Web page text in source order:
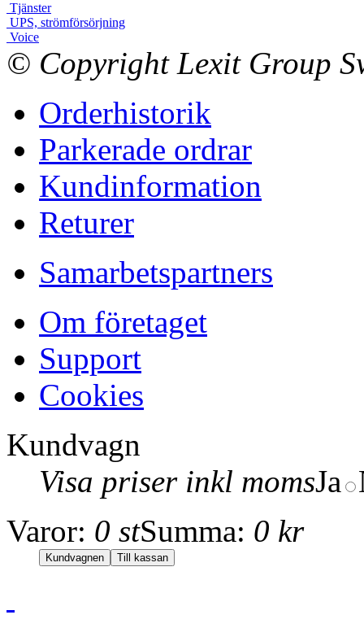
Tjänster
UPS, strömförsörjning
Voice
© Copyright Lexit Group
Orderhistorik
Parkerade ordrar
Kundinformation
Returer
Samarbetspartners
Om företaget
Support
Cookies
Kundvagn
Visa priser inkl momsJa
Varor: 0 stSumma: 0 kr